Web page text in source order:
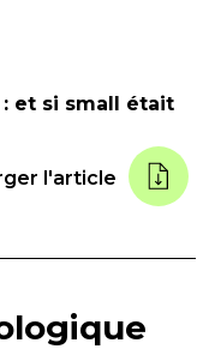
et si small était
l'article